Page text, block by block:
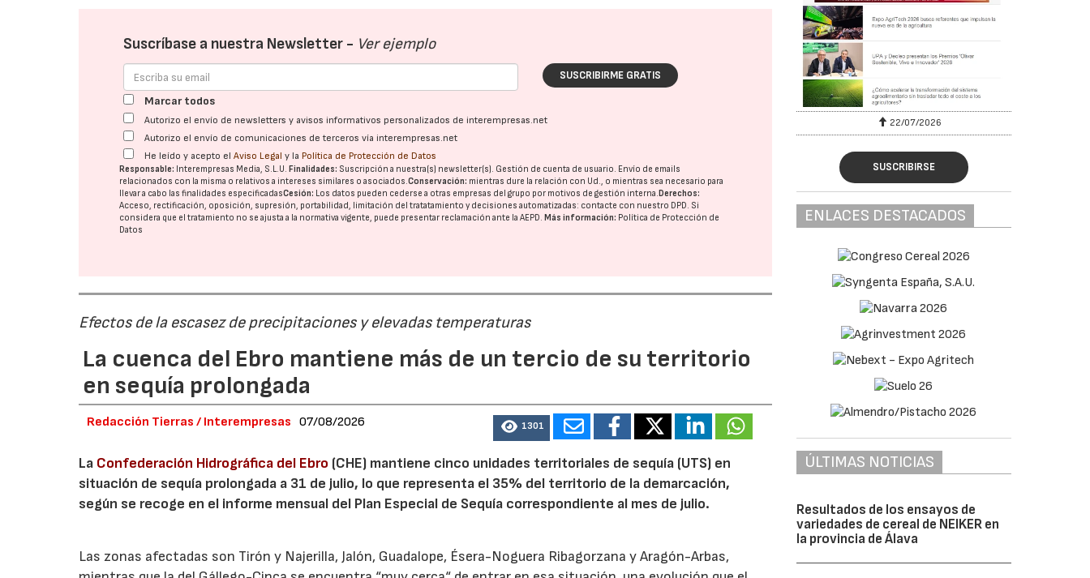
Suscríbase a nuestra Newsletter - Ver ejemplo
SUSCRIBIRME GRATIS
Marcar todos
Autorizo el envío de newsletters y avisos informativos personalizados de interempresas.net
Autorizo el envío de comunicaciones de terceros vía interempresas.net
He leído y acepto elAviso Legal y la Política de Protección de Datos
Responsable: Interempresas Media, S.L.U. Finalidades: Suscripción a nuestra(s) newsletter(s). Gestión de cuenta de usuario. Envío de emails
relacionados con la misma o relativos a intereses similares o asociados.Conservación: mientras dure la relación con Ud., o mientras sea necesario para
llevar a cabo las finalidades especificadasCesión: Los datos pueden cederse a otras empresas del grupo por motivos de gestión interna. Derechos:
Acceso, rectificación, oposición, supresión, portabilidad, limitación del tratatamiento y decisiones automatizadas: contacte con nuestro DPD. Si
considera que el tratamiento no se ajusta a la normativa vigente, puede presentar reclamación ante laAEPD. Más información: Política de Protección de
Datos
Efectos de la escasez de precipitaciones y elevadas temperaturas
La cuenca del Ebro mantiene más de un tercio de su territorio
en sequía prolongada
Redacción Tierras / Interempresas 07/08/2026 1301
La Confederación Hidrográfica del Ebro (CHE) mantiene cinco unidades territoriales de sequía (UTS) en
situación de sequía prolongada a 31 de julio, lo que representa el 35% del territorio de la demarcación,
según se recoge en el informe mensual del Plan Especial de Sequía correspondiente al mes de julio.
Las zonas afectadas son Tirón y Najerilla, Jalón, Guadalope, Ésera-Noguera Ribagorzana y Aragón-Arbas,
22/07/2026 22/07/2026
SUSCRIBIRSE
ENLACES DESTACADOS
ÚLTIMAS NOTICIAS
Resultados de los ensayos de
variedades de cereal de NEIKER en
la provincia de Álava